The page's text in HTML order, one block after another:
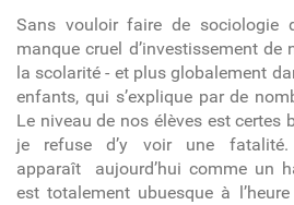
Sans vouloir faire de
manque cruel d’investissement de
la scolarité - et plus globalement
enfants, qui s’explique par de
Le niveau de nos élèves est certes
je refuse d’y voir une fatalité.
apparaît aujourd’hui comme un
est totalement ubuesque à